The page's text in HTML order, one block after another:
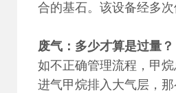
合的基石。该设备经多
废气：多少才算是过量？
如不正确管理流程，甲
进气甲烷排入大气层，